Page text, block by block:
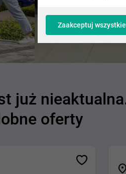
już
oferty
Zaakceptuj wszystkie